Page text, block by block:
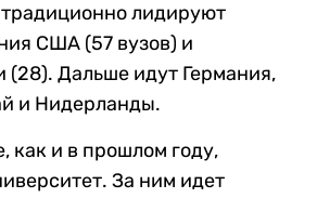
лидируют
США (57 вузов) и
(28). Дальше идут Германия,
и Нидерланды.
как и в прошлом году,
За ним идет